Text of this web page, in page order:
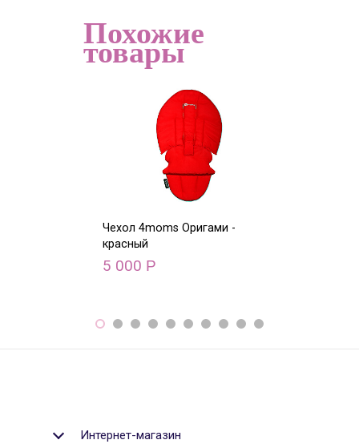
Похожие
товары
Чехол 4moms Оригами -
красный
5 000 Р
Интернет-магазин